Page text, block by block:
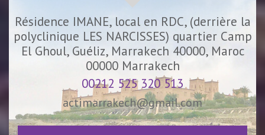
Résidence IMANE, local en RDC, (derrière la
polyclinique LES NARCISSES) quartier Camp
El Ghoul, Guéliz, Marrakech 40000, Maroc
00000 Marrakech
00212 525 320 513
actimarrakech@gmail.com